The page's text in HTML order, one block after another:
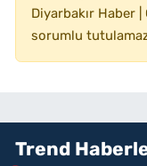
Diyarbakır Haber
sorumlu
Trend